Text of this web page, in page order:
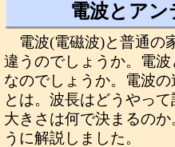
電波とア
電波(電磁波)と普通の
違うのでしょうか。電
なのでしょうか。電波
とは。波長はどうやっ
大きさは何で決まるの
うに解説しました。